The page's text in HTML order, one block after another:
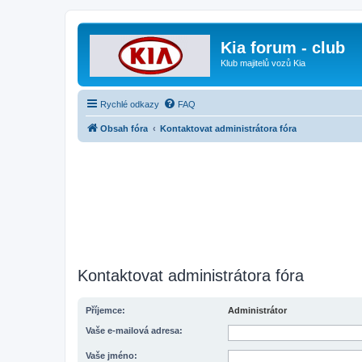
Kia forum - club
Klub majitelů vozů Kia
Rychlé odkazy FAQ
Obsah fóra Kontaktovat administrátora fóra
Kontaktovat administrátora fóra
Příjemce: Administrátor
Vaše e-mailová adresa:
Vaše jméno: